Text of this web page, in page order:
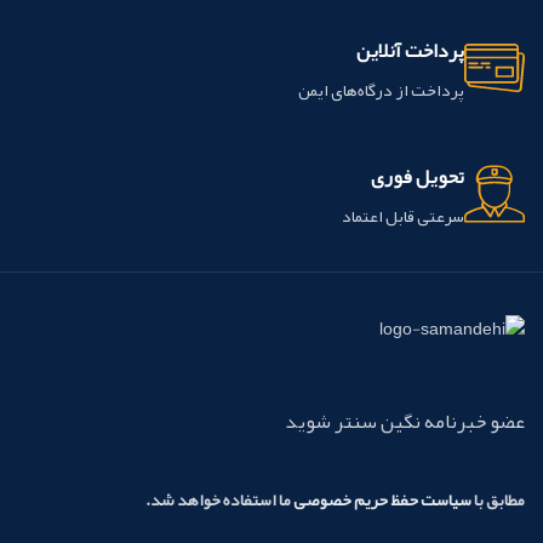
پرداخت آنلاین
پرداخت از درگاه‌های ایمن
تحویل فوری
سرعتی قابل اعتماد
عضو خبرنامه نگین سنتر شوید
مطابق باسیاست حفظ حریم خصوصیما استفاده خواهد شد.